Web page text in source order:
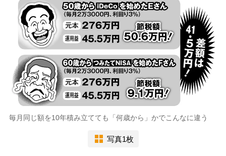
毎月同じ額を10年積み立てても「何歳から」かでこんなに違う
写真1枚